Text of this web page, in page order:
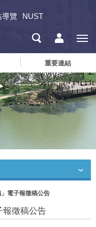
導覽 NUST
重要連結
電子報徵稿公告
報徵稿公告